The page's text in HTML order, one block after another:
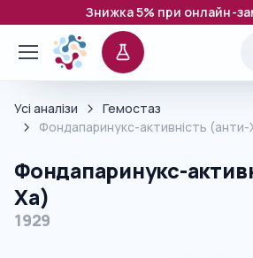
Знижка 5% при онлайн-
Усі аналізи
Гемостаз
Фондапаринукс-активність (анти-
Фондапаринукс-
Ха)
1929